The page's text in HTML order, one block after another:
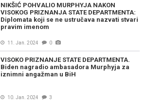
NIKŠIĆ POHVALIO MURPHYJA NAKON
VISOKOG PRIZNANJA STATE DEPARTMENTA:
Diplomata koji se ne ustručava nazvati stvari
pravim imenom
11. Jan. 2024 0
VISOKO PRIZNANJE STATE DEPARTMENTA.
Biden nagradio ambasadora Murphyja za
iznimni angažman u BiH
10. Jan. 2024 3